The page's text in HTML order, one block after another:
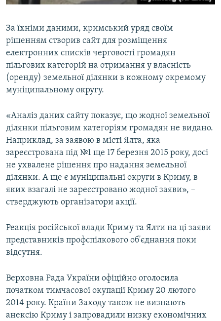
За їхніми даними, кримський уряд своїм
рішенням створив сайт для розміщення
електронних списків черговості громадян
пільгових категорій на отримання у власність
(оренду) земельної ділянки в кожному окремому
муніципальному округу.
«Аналіз даних сайту показує, що жодної земельної
ділянки пільговим категоріям громадян не видано.
Наприклад, за заявою в місті Ялта, яка
зареєстрована під №1 ще 17 березня 2015 року, досі
не ухвалене рішення про надання земельної
ділянки. А ще є муніципальні округи в Криму, в
яких взагалі не зареєстровано жодної заяви», –
стверджують організатори акції.
Реакція російської влади Криму та Ялти на ці заяви
представників профспілкового об'єднання поки
відсутня.
Верховна Рада України офіційно оголосила
початком тимчасової окупації Криму 20 лютого
2014 року. Країни Заходу також не визнають
анексію Криму і запровадили низку економічних